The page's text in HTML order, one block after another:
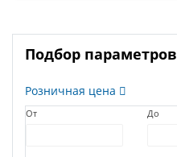
Подбор параметров
Розничная цена
От До